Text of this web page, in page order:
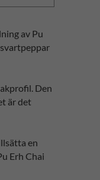
av Pu
Den
är det
en
Erh Chai